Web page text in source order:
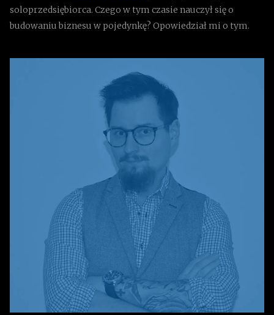
soloprzedsiębiorca. Czego w tym czasie nauczył się o
budowaniu biznesu w pojedynkę? Opowiedział mi o tym.